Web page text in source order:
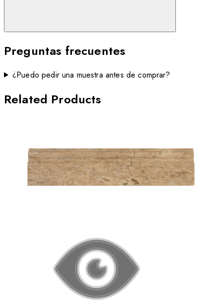
Preguntas frecuentes
¿Puedo pedir una muestra antes de comprar?
Related Products